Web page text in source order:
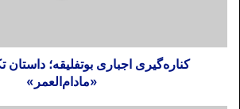
کناره‌گیری اجباری بوتفلیقه؛
«مادام‌العمر»